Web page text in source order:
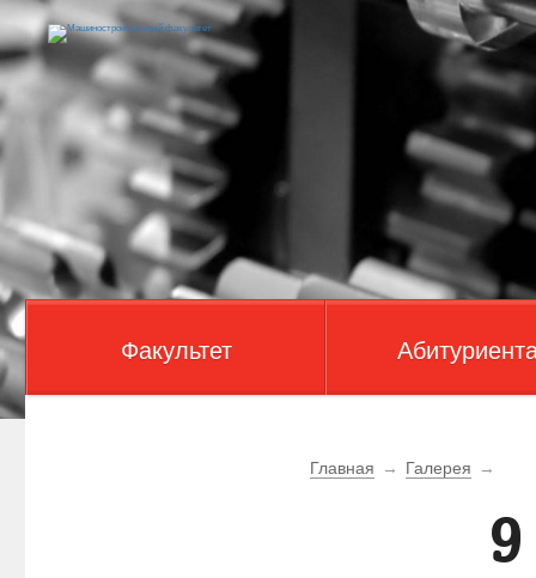
Факультет
Главная → Галерея →
9